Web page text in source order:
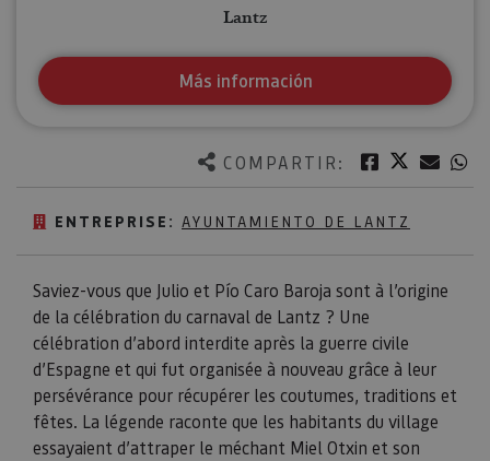
COMPARTIR: Facebook
Twitter
ENTREPRISE: AYUNTAMIENTO DE LANTZ
Saviez-vous que Julio et Pío Caro Baroja sont à l’origine
de la célébration du carnaval de Lantz ? Une
célébration d’abord interdite après la guerre civile
d’Espagne et qui fut organisée à nouveau grâce à leur
persévérance pour récupérer les coutumes, traditions et
fêtes. La légende raconte que les habitants du village
essayaient d’attraper le méchant Miel Otxin et son
Lantz
Más información